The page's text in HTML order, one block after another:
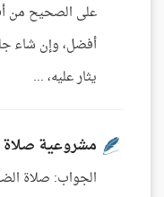
على الصحيح من
أفضل، وإن شاء
يثار عليه، ...
مشروعية
الجواب: صلاة